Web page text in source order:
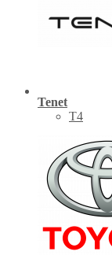
Tenet
Т4